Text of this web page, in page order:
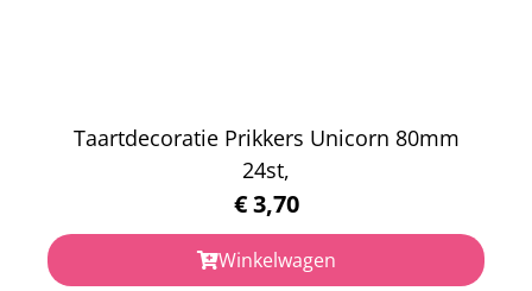
Taartdecoratie Prikkers Unicorn 80mm
24st,
€3,70
Winkelwagen